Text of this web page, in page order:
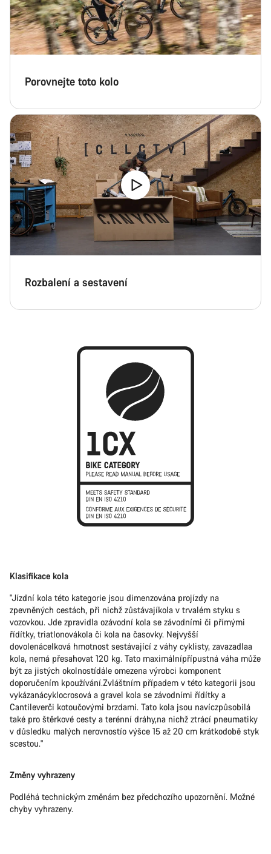
Porovnejte toto kolo
Rozbalení a sestavení
Klasifikace kola
"Jízdní kola této kategorie jsou dimenzována projízdy na
zpevněných cestách, při nichž zůstávajíkola v trvalém styku s
vozovkou. Jde zpravidla ozávodní kola se závodními či přímými
řídítky, triatlonovákola či kola na časovky. Nejvyšší
dovolenácelková hmotnost sestávající z váhy cyklisty, zavazadlaa
kola, nemá přesahovat 120 kg. Tato maximálnípřípustná váha může
být za jistých okolnostídále omezena výrobci komponent
doporučením kpoužívání.Zvláštním případem v této kategorii jsou
vykázanácyklocrosová a gravel kola se závodními řídítky a
Cantileverči kotoučovými brzdami. Tato kola jsou navíczpůsobilá
také pro štěrkové cesty a terénní dráhy,na nichž ztrácí pneumatiky
v důsledku malých nerovnostío výšce 15 až 20 cm krátkodobě styk
scestou."
Změny vyhrazeny
Podléhá technickým změnám bez předchozího upozornění. Možné
chyby vyhrazeny.